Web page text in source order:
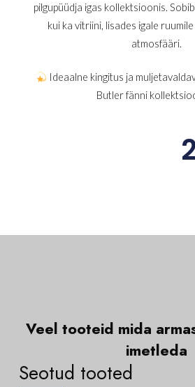
pilgupüüdja igas kollektsioonis.
kui ka vitriini, lisades igale
atmosfääri.
Ideaalne kingitus ja
Butler fänni
Veel tooteid mida arma
imetleda
Seotud tooted